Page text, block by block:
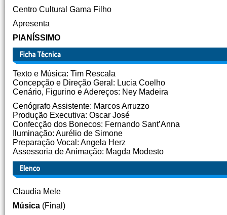
Centro Cultural Gama Filho
Apresenta
PIANÍSSIMO
Texto e Música: Tim Rescala
Concepção e Direção Geral: Lucia Coelho
Cenário, Figurino e Adereços: Ney Madeira
Cenógrafo Assistente: Marcos Arruzzo
Produção Executiva: Oscar José
Confecção dos Bonecos: Fernando Sant’Anna
Iluminação: Aurélio de Simone
Preparação Vocal: Angela Herz
Assessoria de Animação: Magda Modesto
Claudia Mele
Música (Final)